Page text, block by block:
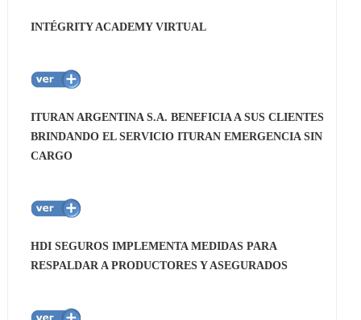
INTÉGRITY ACADEMY VIRTUAL
ITURAN ARGENTINA S.A. BENEFICIA A SUS CLIENTES
BRINDANDO EL SERVICIO ITURAN EMERGENCIA SIN
CARGO
HDI SEGUROS IMPLEMENTA MEDIDAS PARA
RESPALDAR A PRODUCTORES Y ASEGURADOS